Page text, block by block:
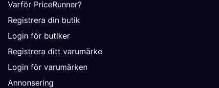
Varför PriceRunner?
Registrera din butik
Login för butiker
Registrera ditt varumärke
Login för varumärken
Annonsering